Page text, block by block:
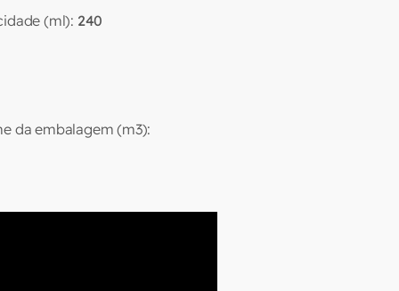
(ml): 240
da embalagem (m3):